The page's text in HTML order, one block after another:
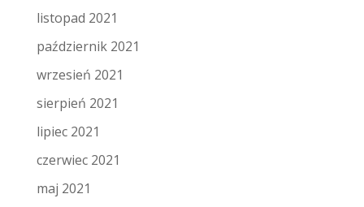
listopad 2021
październik 2021
wrzesień 2021
sierpień 2021
lipiec 2021
czerwiec 2021
maj 2021